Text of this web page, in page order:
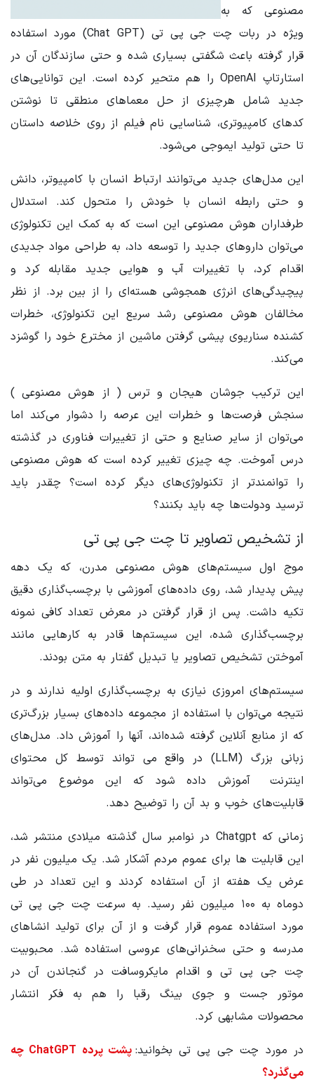
مصنوعی که به
ویژه در ربات چت جی پی تی (Chat GPT) مورد استفاده
قرار گرفته باعث شگفتی بسیاری شده و حتی سازندگان آن در
استارتاپ OpenAI را هم متحیر کرده است. این توانایی‌های
جدید شامل هرچیزی از حل معماهای منطقی تا نوشتن
کدهای کامپیوتری، شناسایی نام فیلم از روی خلاصه داستان
تا حتی تولید ایموجی می‌شود.
این مدل‌های جدید می‌توانند ارتباط انسان با کامپیوتر، دانش
و حتی رابطه انسان با خودش را متحول کند. استدلال
طرفداران هوش مصنوعی این است که به کمک این تکنولوژی
می‌توان داروهای جدید را توسعه داد، به طراحی مواد جدیدی
اقدام کرد، با تغییرات آب و هوایی جدید مقابله کرد و
پیچیدگی‌های انرژی همجوشی هسته‌ای را از بین برد. از نظر
مخالفان هوش مصنوعی رشد سریع این تکنولوژی، خطرات
کشنده سناریوی پیشی گرفتن ماشین از مخترع خود را گوشزد
می‌کند.
این ترکیب جوشان هیجان و ترس ( از هوش مصنوعی )
سنجش فرصت‌ها و خطرات این عرصه را دشوار می‌کند اما
می‌توان از سایر صنایع و حتی از تغییرات فناوری در گذشته
درس آموخت. چه چیزی تغییر کرده است که هوش مصنوعی
را توانمندتر از تکنولوژی‌های دیگر کرده است؟ چقدر باید
ترسید ودولت‌ها چه باید بکنند؟
از تشخیص تصاویر تا چت جی پی تی
موج اول سیستم‌های هوش مصنوعی مدرن، که یک دهه
پیش پدیدار شد، روی داده‌های آموزشی با برچسب‌گذاری دقیق
تکیه داشت. پس از قرار گرفتن در معرض تعداد کافی نمونه
برچسب‌گذاری شده، این سیستم‌ها قادر به کارهایی مانند
آموختن تشخیص تصاویر یا تبدیل گفتار به متن بودند.
سیستم‌های امروزی نیازی به برچسب‌گذاری اولیه ندارند و در
نتیجه می‌توان با استفاده از مجموعه داده‌های بسیار بزرگ‌تری
که از منابع آنلاین گرفته شده‌اند، آنها را آموزش داد. مدل‌های
زبانی بزرگ (LLM) در واقع می تواند توسط کل محتوای
اینترنت آموزش داده شود که این موضوع می‌تواند
قابلیت‌های خوب و بد آن را توضیح دهد.
زمانی که Chatgpt در نوامبر سال گذشته میلادی منتشر شد،
این قابلیت ها برای عموم مردم آشکار شد. یک میلیون نفر در
عرض یک هفته از آن استفاده کردند و این تعداد در طی
دوماه به ۱۰۰ میلیون نفر رسید. به سرعت چت جی پی تی
مورد استفاده عموم قرار گرفت و از آن برای تولید انشاهای
مدرسه و حتی سخنرانی‌های عروسی استفاده شد. محبوبیت
چت جی پی تی و اقدام مایکروسافت در گنجاندن آن در
موتور جست و جوی بینگ رقبا را هم به فکر انتشار
محصولات مشابهی کرد.
در مورد چت جی پی تی بخوانید:
پشت پرده ChatGPT چه
می‌گذرد؟